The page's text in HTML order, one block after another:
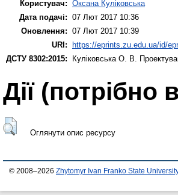
Користувач: Оксана Куліковська
Дата подачі: 07 Лют 2017 10:36
Оновлення: 07 Лют 2017 10:39
URI: https://eprints.zu.edu.ua/id/
ДСТУ 8302:2015:
Куліковська О. В.
Дії ​​(потрібно
Оглянути опис ресурсу
© 2008–2026 Zhytomyr Ivan Franko State